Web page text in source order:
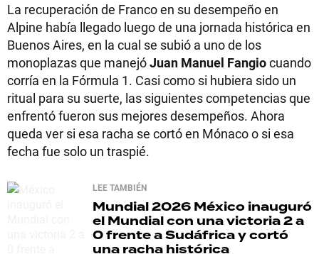
La recuperación de Franco en su desempeño en
Alpine había llegado luego de una jornada histórica en
Buenos Aires, en la cual se subió a uno de los
monoplazas que manejóJuan Manuel Fangiocuando
corría en la Fórmula 1. Casi como si hubiera sido un
ritual para su suerte, las siguientes competencias que
enfrentó fueron sus mejores desempeños. Ahora
queda ver si esa racha se cortó en Mónaco o si esa
fecha fue solo un traspié.
LEE TAMBIÉN
Mundial 2026 México inauguró
el Mundial con una victoria 2 a
0 frente a Sudáfrica y cortó
una racha histórica